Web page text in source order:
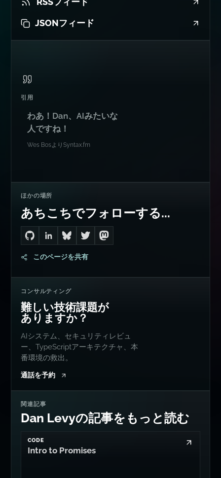
JSONフィード
引用
わあ！Dan、AIみたいな
人ですね！
Wes BosよりSyntax.fm
ほかの場所
あちこちでフォローする...
Go to Dan's GitHub
Connect with me on LinkedIn
Follow me on Bluesky
Follow me on Twitter
Follow me on Mastodon
このページを共有
コンサルティング
難しい技術課題が
ありますか？
AIシステム、セキュリティレビュ
ー、TypeScriptアーキテクチャ、本
番環境の救出。
通話を予約
関連記事
Dan Levyの記事をもっと読む
CODE
Intro to Promises